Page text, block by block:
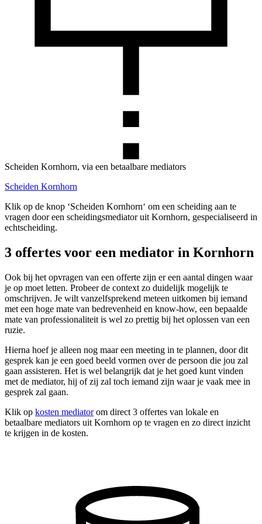
Scheiden Kornhorn, via een betaalbare mediators
Scheiden Kornhorn
Klik op de knop ‘Scheiden Kornhorn‘ om een scheiding aan te
vragen door een scheidingsmediator uit Kornhorn, gespecialiseerd in
echtscheiding.
3 offertes voor een mediator in Kornhorn
Ook bij het opvragen van een offerte zijn er een aantal dingen waar
je op moet letten. Probeer de context zo duidelijk mogelijk te
omschrijven. Je wilt vanzelfsprekend meteen uitkomen bij iemand
met een hoge mate van bedrevenheid en know-how, een bepaalde
mate van professionaliteit is wel zo prettig bij het oplossen van een
ruzie.
Hierna hoef je alleen nog maar een meeting in te plannen, door dit
gesprek kan je een goed beeld vormen over de persoon die jou zal
gaan assisteren. Het is wel belangrijk dat je het goed kunt vinden
met de mediator, hij of zij zal toch iemand zijn waar je vaak mee in
gesprek zal gaan.
Klik op kosten mediatorom direct 3 offertes van lokale en
betaalbare mediators uit Kornhorn op te vragen en zo direct inzicht
te krijgen in de kosten.